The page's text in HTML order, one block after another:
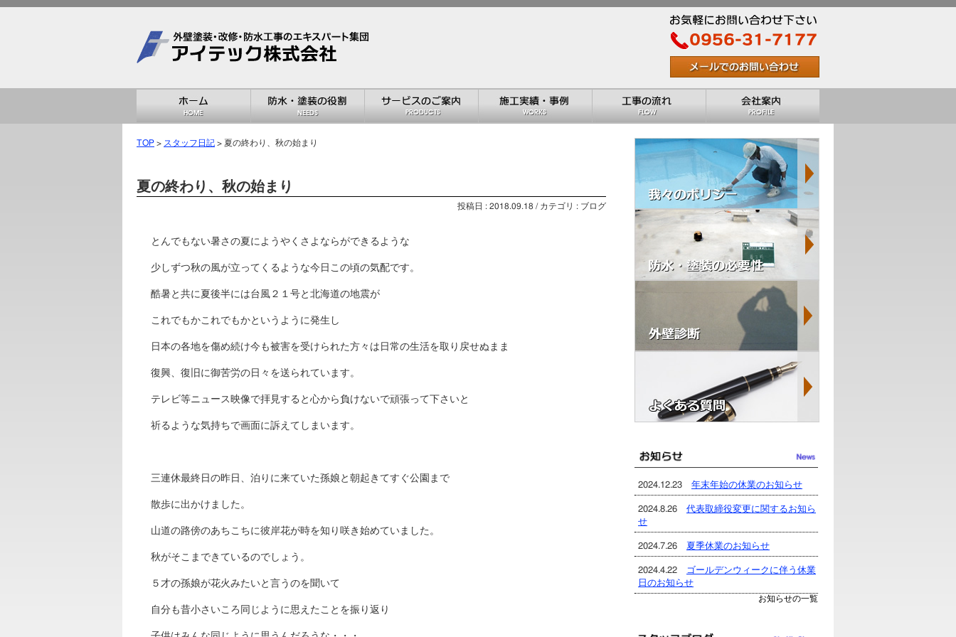
TOP > スタッフ日記 > 夏の終わり、秋の始まり
夏の終わり、秋の始まり
投稿日 : 2018.09.18 / カテゴリ : ブログ
とんでもない暑さの夏にようやくさよならができるような
少しずつ秋の風が立ってくるような今日この頃の気配です。
酷暑と共に夏後半には台風２１号と北海道の地震が
これでもかこれでもかというように発生し
日本の各地を傷め続け今も被害を受けられた方々は日常の生活を取り戻せぬまま
復興、復旧に御苦労の日々を送られています。
テレビ等ニュース映像で拝見すると心から負けないで頑張って下さいと
祈るような気持ちで画面に訴えてしまいます。
三連休最終日の昨日、泊りに来ていた孫娘と朝起きてすぐ公園まで
散歩に出かけました。
山道の路傍のあちこちに彼岸花が時を知り咲き始めていました。
秋がそこまできているのでしょう。
５才の孫娘が花火みたいと言うのを聞いて
自分も昔小さいころ同じように思えたことを振り返り
2024.12.23 年末年始の休業のお知らせ
2024.8.26 代表取締役変更に関するお知ら
せ
2024.7.26 夏季休業のお知らせ
2024.4.22 ゴールデンウィークに伴う休業
日のお知らせ
お知らせの一覧